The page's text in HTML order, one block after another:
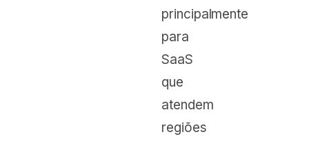
principalmente
para
SaaS
que
atendem
regiões